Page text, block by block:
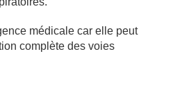
médicale car elle peut
complète des voies